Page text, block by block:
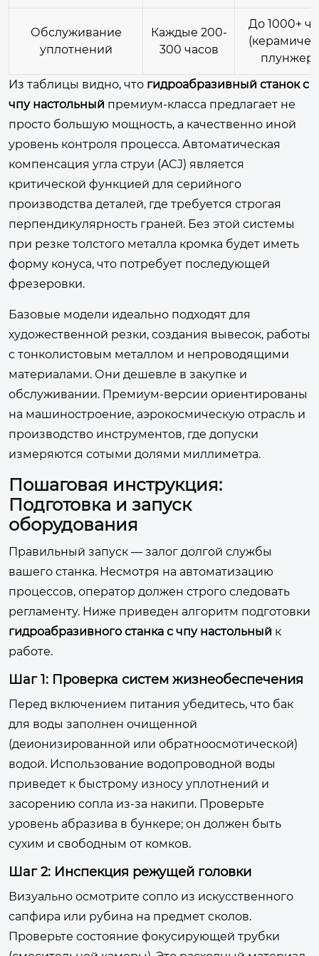
Обслуживание
уплотнений
Каждые 200-
300 часов
До 1000+
Из таблицы видно, что гидроабразивный станок с
чпу настольный премиум-класса предлагает не
просто большую мощность, а качественно иной
уровень контроля процесса. Автоматическая
компенсация угла струи (ACJ) является
критической функцией для серийного
производства деталей, где требуется строгая
перпендикулярность граней. Без этой системы
при резке толстого металла кромка будет иметь
форму конуса, что потребует последующей
фрезеровки.
Базовые модели идеально подходят для
художественной резки, создания вывесок, работы
с тонколистовым металлом и непроводящими
материалами. Они дешевле в закупке и
обслуживании. Премиум-версии ориентированы
на машиностроение, аэрокосмическую отрасль и
производство инструментов, где допуски
измеряются сотыми долями миллиметра.
Пошаговая инструкция:
Подготовка и запуск
оборудования
Правильный запуск — залог долгой службы
вашего станка. Несмотря на автоматизацию
процессов, оператор должен строго следовать
регламенту. Ниже приведен алгоритм подготовки
гидроабразивного станка с чпу настольный к
работе.
Шаг 1: Проверка систем жизнеобеспечения
Перед включением питания убедитесь, что бак
для воды заполнен очищенной
(деионизированной или обратноосмотической)
водой. Использование водопроводной воды
приведет к быстрому износу уплотнений и
засорению сопла из-за накипи. Проверьте
уровень абразива в бункере; он должен быть
сухим и свободным от комков.
Шаг 2: Инспекция режущей головки
Визуально осмотрите сопло из искусственного
сапфира или рубина на предмет сколов.
Проверьте состояние фокусирующей трубки